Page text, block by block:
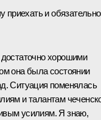
приехать и обязательно
хорошими
она была состоянии
Ситуация поменялась
и талантам
усилиям. Я знаю,